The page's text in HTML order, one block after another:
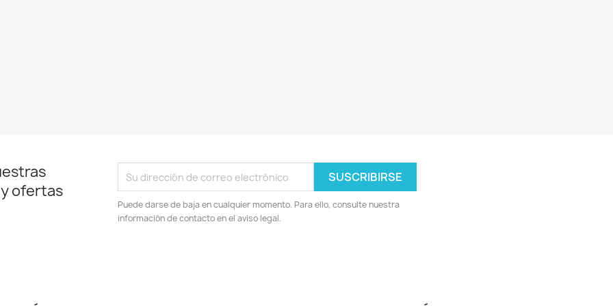
ofertas
Puede darse de baja en cualquier momento. Para ello, consulte nuestra
información de contacto en el aviso legal.